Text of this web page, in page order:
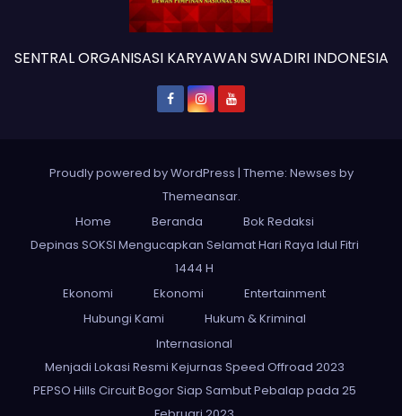
SENTRAL ORGANISASI KARYAWAN SWADIRI INDONESIA
Proudly powered by WordPress | Theme: Newses by
Themeansar.
Home
Beranda
Bok Redaksi
Depinas SOKSI Mengucapkan Selamat Hari Raya Idul Fitri
1444 H
Ekonomi
Ekonomi
Entertainment
Hubungi Kami
Hukum & Kriminal
Internasional
Menjadi Lokasi Resmi Kejurnas Speed Offroad 2023
PEPSO Hills Circuit Bogor Siap Sambut Pebalap pada 25